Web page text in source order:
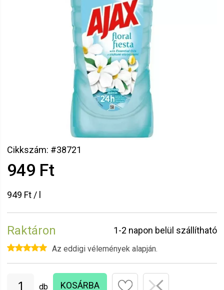
Cikkszám: #38721
949 Ft
949 Ft / l
Raktáron 1-2 napon belül szállítható
Az eddigi vélemények alapján.
db KOSÁRBA